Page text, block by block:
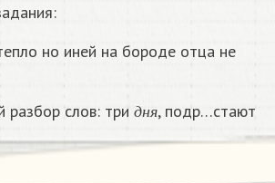
но иней на бороде отца не
разбор слов: три д ня , подр…стают​